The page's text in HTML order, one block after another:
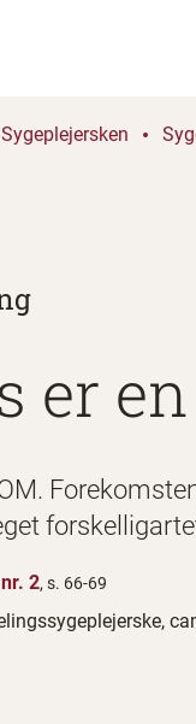
Sygeplejersken
er
2, s. 66-69